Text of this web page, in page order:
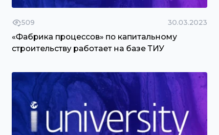
509 30.03.2023
«Фабрика процессов» по капитальному
строительству работает на базе ТИУ